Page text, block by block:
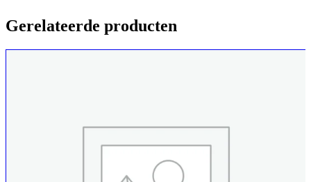
Gerelateerde producten